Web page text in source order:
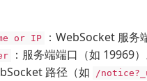
or IP ：WebSocket 服务
：服务端端口（如 19969）
路径（如 /